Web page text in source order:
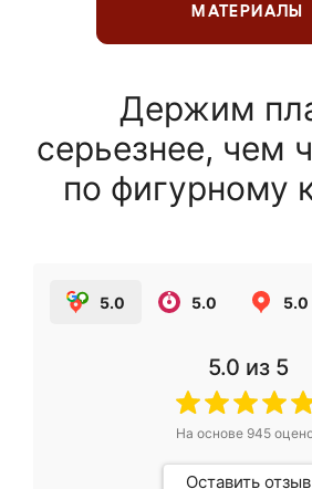
МАТЕРИАЛЫ
Держим
серьезнее, чем
по фигурному
5.0 5.0 5.0
5.0 из 5
На основе 945
Оставить отзыв